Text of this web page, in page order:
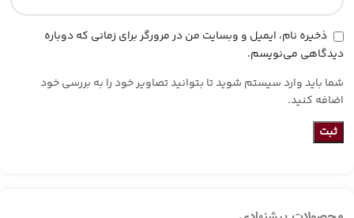
ذخیره نام، ایمیل و وبسایت من در مرورگر برای زمانی که دوباره
دیدگاهی می‌نویسم.
شما باید وارد سیستم شوید تا بتوانید تصاویر خود را به بررسی خود
اضافه کنید.